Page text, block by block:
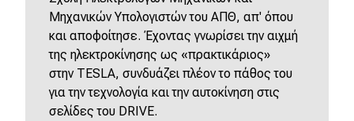
Μηχανικών Υπολογιστών του ΑΠΘ, απ' όπου
και αποφοίτησε. Έχοντας γνωρίσει την αιχμή
της ηλεκτροκίνησης ως «πρακτικάριος»
στην TESLA, συνδυάζει πλέον το πάθος του
για την τεχνολογία και την αυτοκίνηση στις
σελίδες του DRIVE.